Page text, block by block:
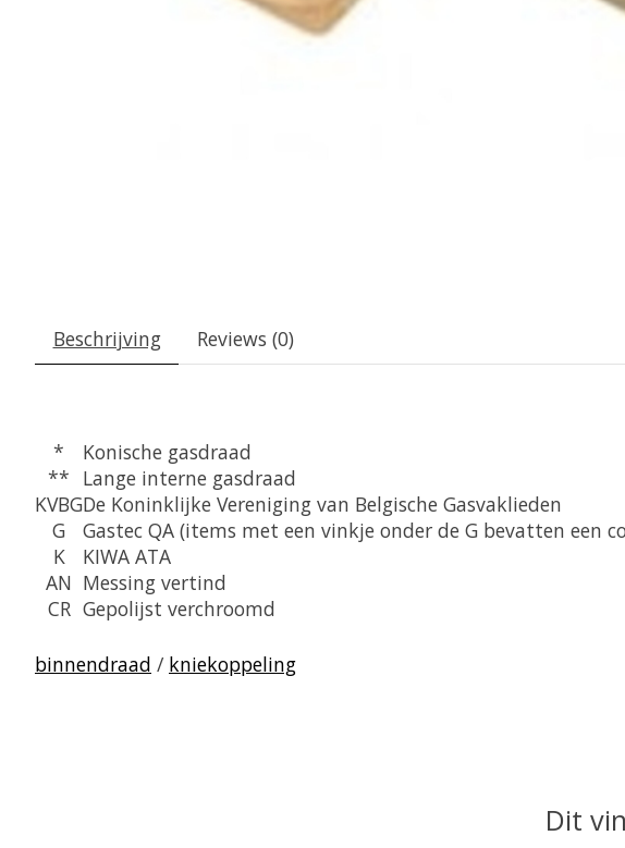
Beschrijving Reviews (0)
*
Konische gasdraad
** Lange interne gasdraad
KVBGDe Koninklijke Vereniging van Belgische Gasvaklieden
G
Gastec QA (items met een vinkje onder de G bevatten een
K
KIWA ATA
AN Messing vertind
CR Gepolijst verchroomd
binnendraad / kniekoppeling
Dit